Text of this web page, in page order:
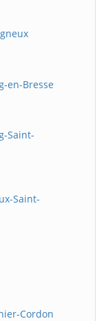
en-Bresse
Saint-
Saint-
Cordon